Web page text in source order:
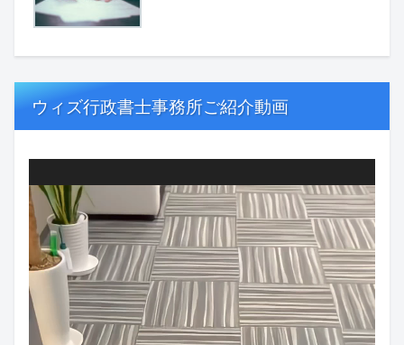
ウィズ行政書士事務所ご紹介動画
画
プ
レ
ー
ヤ
ー